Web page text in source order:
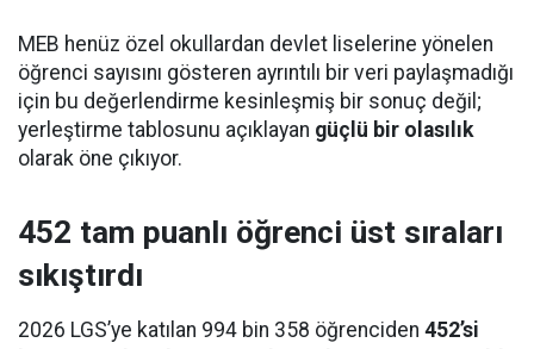
MEB henüz özel okullardan devlet liselerine yönelen
öğrenci sayısını gösteren ayrıntılı bir veri paylaşmadığı
için bu değerlendirme kesinleşmiş bir sonuç değil;
yerleştirme tablosunu açıklayan güçlü bir olasılık
olarak öne çıkıyor.
452 tam puanlı öğrenci üst sıraları
sıkıştırdı
2026 LGS’ye katılan 994 bin 358 öğrenciden 452’si